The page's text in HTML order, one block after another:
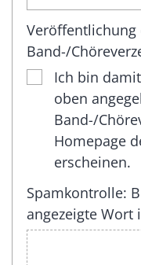
Veröffentlichung
Band-/
Ich bin
oben
Band-/
Homepage
erscheinen.
Spamkontrolle:
angezeigte Wort